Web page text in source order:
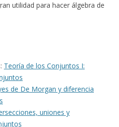
utilidad para hacer álgebra de
Teoría de los Conjuntos I:
de De Morgan y diferencia
uniones y